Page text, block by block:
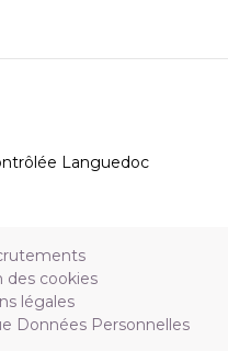
Languedoc
des cookies
légales
Données Personnelles